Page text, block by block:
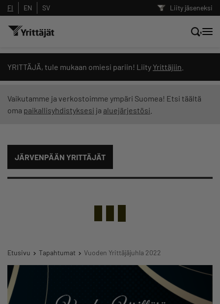
Liity jäseneksi
FI EN SV
YRITTÄJÄ, tule mukaan omiesi pariin! Liity Yrittäjiin
Vaikutamme ja verkostoimme ympäri Suomea! Etsi täältä
oma paikallisyhdistyksesi ja aluejärjestösi
JÄRVENPÄÄN YRITTÄJÄT
Etusivu Tapahtumat Vuoden Yrittäjäjuhla 2022
Hae sivustolta tai kysy suoraan
Yrittäjien tekoälyltä
Suodata hakutuloksia: näytä kaikki sisältö